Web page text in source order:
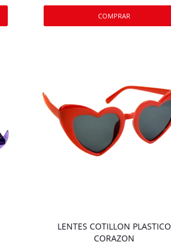
LENTES COTILLON PLASTICO
CORAZON